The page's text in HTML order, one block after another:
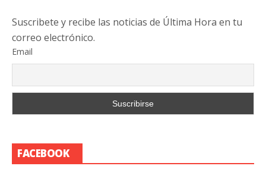
Suscribete y recibe las noticias de Última Hora en tu
correo electrónico.
Email
FACEBOOK